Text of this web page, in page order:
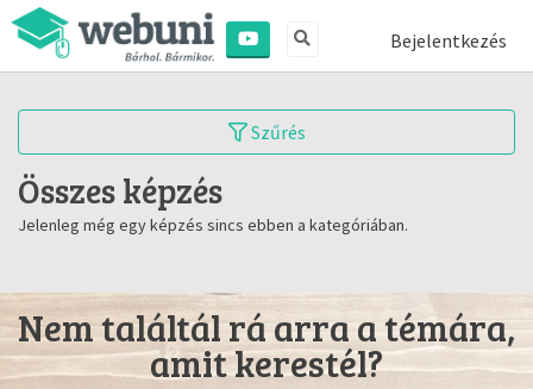
Bejelentkezés
Szűrés
Összes képzés
Jelenleg még egy képzés sincs ebben a kategóriában.
Nem találtál rá arra a témára,
amit kerestél?